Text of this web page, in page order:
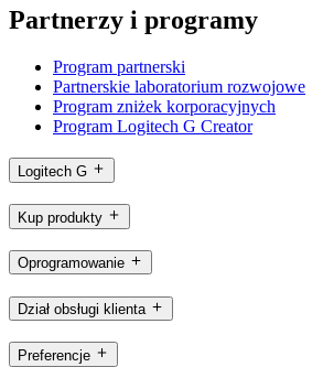
Partnerzy i programy
Program partnerski
Partnerskie laboratorium rozwojowe
Program zniżek korporacyjnych
Program Logitech G Creator
Logitech G
Kup produkty
Oprogramowanie
Dział obsługi klienta
Preferencje